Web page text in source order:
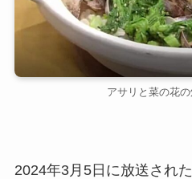
アサリと菜の花
2024年3月5日に放送された